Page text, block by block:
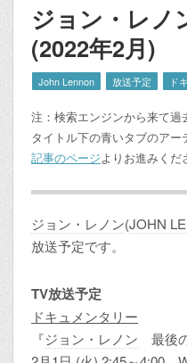
ジョン・レノ
(2022年2月)
John Lennon 放送予定 ド
注：検索エンジンから来て
タイトル下の青いタブのアー
記事のページよりお進みくだ
ジョン・レノン(JOHN
放送予定です。
TV放送予定
ドキュメンタリー
『ジョン・レノン 最後